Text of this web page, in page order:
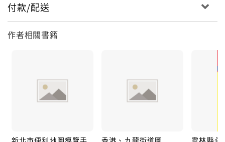
付款/配送
作者相關書籍
新北市便利地圖導覽手
香港、九龍街道圖 雲林縣全